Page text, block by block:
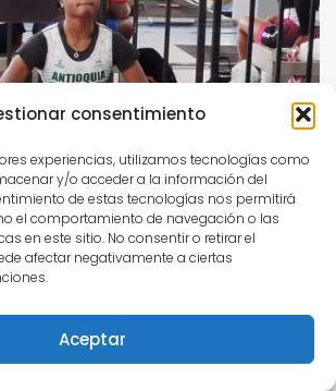
consentimiento
experiencias, utilizamos tecnologías como
y/o acceder a la información del
de estas tecnologías nos permitirá
el comportamiento de navegación o las
en este sitio. No consentir o retirar el
afectar negativamente a ciertas
Aceptar
Lorith Zamara
de Colombia para el
de Pesas